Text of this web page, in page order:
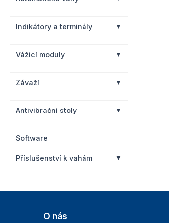
Indikátory a terminály
Vážící moduly
Závaží
Antivibrační stoly
Software
Příslušenství k vahám
O nás